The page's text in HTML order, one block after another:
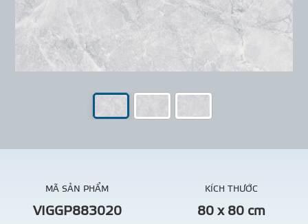
MÃ SẢN PHẨM
VIGGP883020
KÍCH THƯỚC
80 x 80 cm